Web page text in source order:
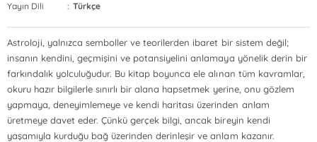
Yayın Dili
: Türkçe
Astroloji, yalnızca semboller ve teorilerden ibaret bir sistem değil;
insanın kendini, geçmişini ve potansiyelini anlamaya yönelik derin bir
farkındalık yolculuğudur. Bu kitap boyunca ele alınan tüm kavramlar,
okuru hazır bilgilerle sınırlı bir alana hapsetmek yerine, onu gözlem
yapmaya, deneyimlemeye ve kendi haritası üzerinden anlam
üretmeye davet eder. Çünkü gerçek bilgi, ancak bireyin kendi
yaşamıyla kurduğu bağ üzerinden derinleşir ve anlam kazanır.